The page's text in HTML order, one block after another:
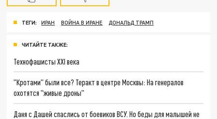
ТЕГИ: ИРАН ВОЙНА В ИРАНЕ ДОНАЛЬД ТРАМП
ЧИТАЙТЕ ТАКЖЕ:
Технофашисты XXI века
"Кротами" были все? Теракт в центре Москвы: На генералов
охотятся "живые дроны"
Даня с Дашей спаслись от боевиков ВСУ. Но беды для малышей не